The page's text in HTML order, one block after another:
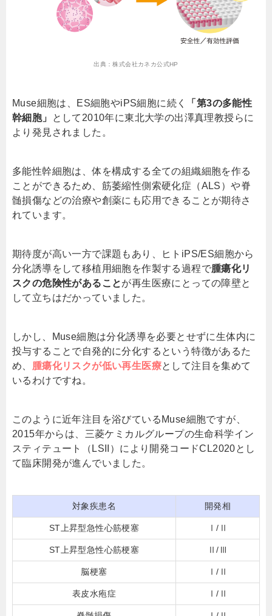
出典：株式会社カネカ公式HP
Muse細胞は、ES細胞やiPS細胞に続く
「第3の多能性
幹細胞」
として2010年に東北大学の出澤真理教授らに
より発見されました。
多能性幹細胞は、体を構成する全ての組織細胞を作る
ことができるため、筋萎縮性側索硬化症（ALS）や脊
髄損傷などの治療や創薬にも応用できることが期待さ
れています。
期待度が高い一方で課題もあり、ヒトiPS/ES細胞から
分化誘導をして移植用細胞を作製する過程で腫瘍化リ
スクの危険性があることが再生医療にとっての障壁と
して立ちはだかっていました。
しかし、Muse細胞は分化誘導を必要とせずに生体内に
投与することで自発的に分化するという特徴があるた
め、 腫瘍化リスクが低い再生医療として注目を集めて
いるわけですね。
このように近年注目を浴びているMuse細胞ですが、
2015年からは、三菱ケミカルグループの生命科学イン
スティテュート（LSII）により開発コードCL2020とし
て臨床開発が進んでいました。
対象疾患名 開発相
ST上昇型急性心筋梗塞 Ⅰ/Ⅱ
ST上昇型急性心筋梗塞 Ⅱ/Ⅲ
脳梗塞 Ⅰ/Ⅱ
表皮水疱症 Ⅰ/Ⅱ